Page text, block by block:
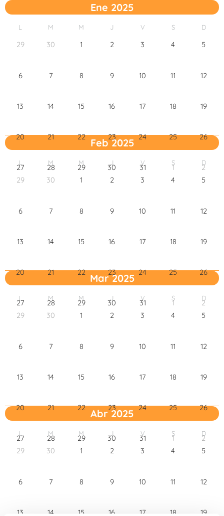
Ene 2025
L M M J V S D
29 30 1 2 3 4 5
6 7 8 9 10 11 12
13 14 15 16 17 18 19
20 21 22 23 24 25 26
27 28 29 30 31 1 2
Feb 2025
L M M J V S D
29 30 1 2 3 4 5
6 7 8 9 10 11 12
13 14 15 16 17 18 19
20 21 22 23 24 25 26
27 28 29 30 31 1 2
Mar 2025
L M M J V S D
29 30 1 2 3 4 5
6 7 8 9 10 11 12
13 14 15 16 17 18 19
20 21 22 23 24 25 26
27 28 29 30 31 1 2
Abr 2025
L M M J V S D
29 30 1 2 3 4 5
6 7 8 9 10 11 12
13 14 15 16 17 18 19